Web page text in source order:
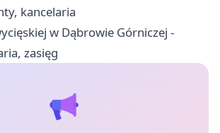
kancelaria
w Dąbrowie Górniczej -
zasięg